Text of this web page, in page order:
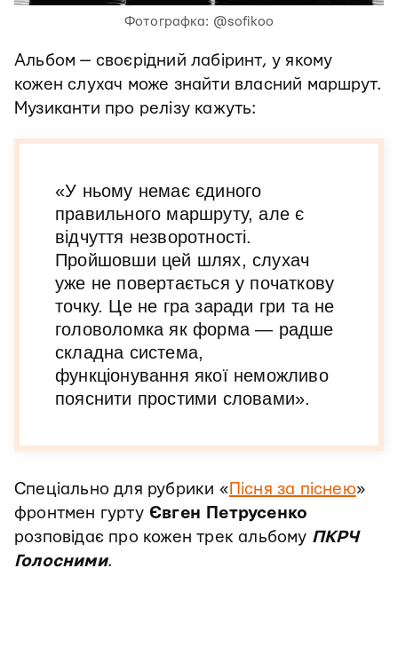
Фотографка: @sofikoo
Альбом — своєрідний лабіринт, у якому
кожен слухач може знайти власний маршрут.
Музиканти про релізу кажуть:
«У ньому немає єдиного
правильного маршруту, але є
відчуття незворотності.
Пройшовши цей шлях, слухач
уже не повертається у початкову
точку. Це не гра заради гри та не
головоломка як форма — радше
складна система,
функціонування якої неможливо
пояснити простими словами».
Спеціально для рубрики « Пісня за піснею»
фронтмен гуртуЄвген Петрусенко
розповідає про кожен трек альбому ПКРЧ
Голосними.